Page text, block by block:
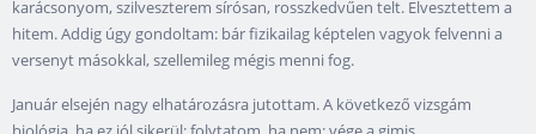
karácsonyom, szilveszterem sírósan, rosszkedvűen telt. Elvesztettem a
hitem. Addig úgy gondoltam: bár fizikailag képtelen vagyok felvenni a
versenyt másokkal, szellemileg mégis menni fog.
Január elsején nagy elhatározásra jutottam. A következő vizsgám